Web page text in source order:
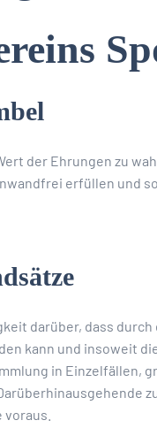
der Ehrungen zu
erfüllen und
darüber, dass
kann und insoweit
in Einzelfällen,